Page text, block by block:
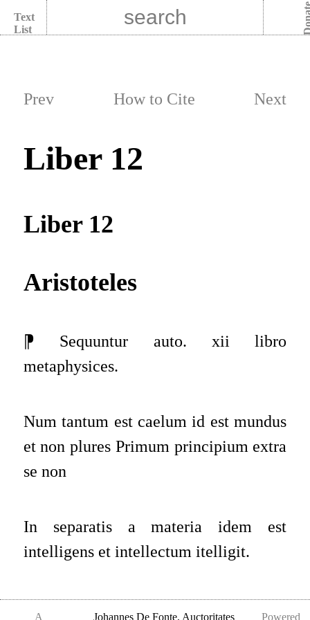
Text
List
Prev How to Cite Next
Liber 12
Liber 12
Aristoteles
⁋ Sequuntur auto. xii libro
metaphysices.
Num tantum est caelum id est mundus
et non plures Primum principium extra
se non
In separatis a materia idem est
intelligens et intellectum itelligit.
A Johannes De Fonte, Auctoritates Powered